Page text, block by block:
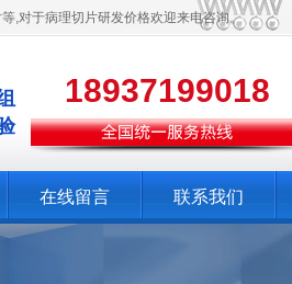
,对于病理切片研发价格欢迎来电咨询。
18937199018
在线留言 联系我们